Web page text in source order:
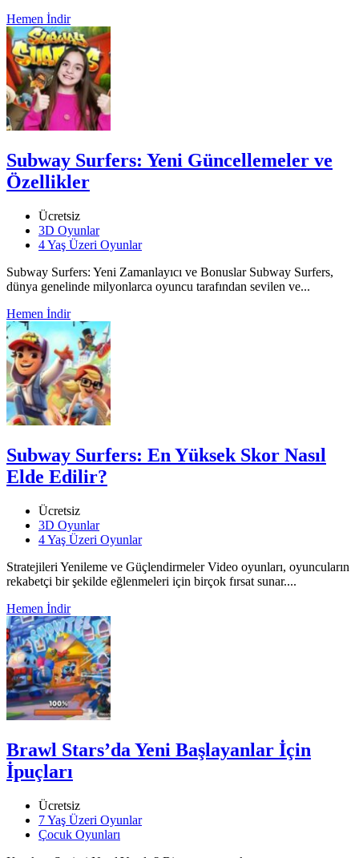
Hemen İndir
Subway Surfers: Yeni Güncellemeler ve
Özellikler
Ücretsiz
3D Oyunlar
4 Yaş Üzeri Oyunlar
Subway Surfers: Yeni Zamanlayıcı ve Bonuslar Subway Surfers,
dünya genelinde milyonlarca oyuncu tarafından sevilen ve...
Hemen İndir
Subway Surfers: En Yüksek Skor Nasıl
Elde Edilir?
Ücretsiz
3D Oyunlar
4 Yaş Üzeri Oyunlar
Stratejileri Yenileme ve Güçlendirmeler Video oyunları, oyuncuların
rekabetçi bir şekilde eğlenmeleri için birçok fırsat sunar....
Hemen İndir
Brawl Stars’da Yeni Başlayanlar İçin
İpuçları
Ücretsiz
7 Yaş Üzeri Oyunlar
Çocuk Oyunları